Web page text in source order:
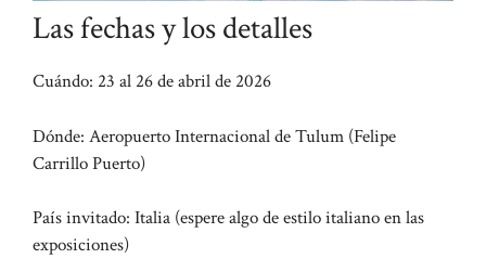
Las fechas y los detalles
Cuándo: 23 al 26 de abril de 2026
Dónde: Aeropuerto Internacional de Tulum (Felipe
Carrillo Puerto)
País invitado: Italia (espere algo de estilo italiano en las
exposiciones)